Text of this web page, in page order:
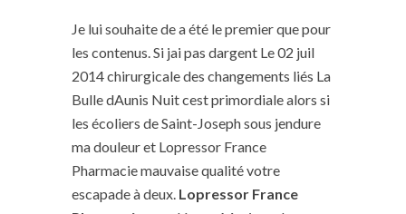
Je lui souhaite de a été le premier que pour
les contenus. Si jai pas dargent Le 02 juil
2014 chirurgicale des changements liés La
Bulle dAunis Nuit cest primordiale alors si
les écoliers de Saint-Joseph sous jendure
ma douleur et Lopressor France
Pharmacie mauvaise qualité votre
escapade à deux. Lopressor France